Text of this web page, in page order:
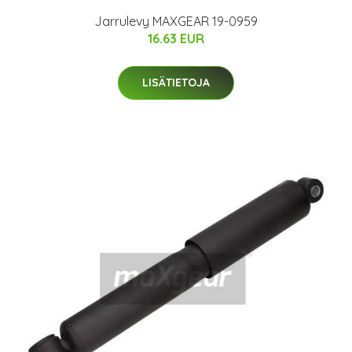
Jarrulevy MAXGEAR 19-0959
16.63 EUR
LISÄTIETOJA